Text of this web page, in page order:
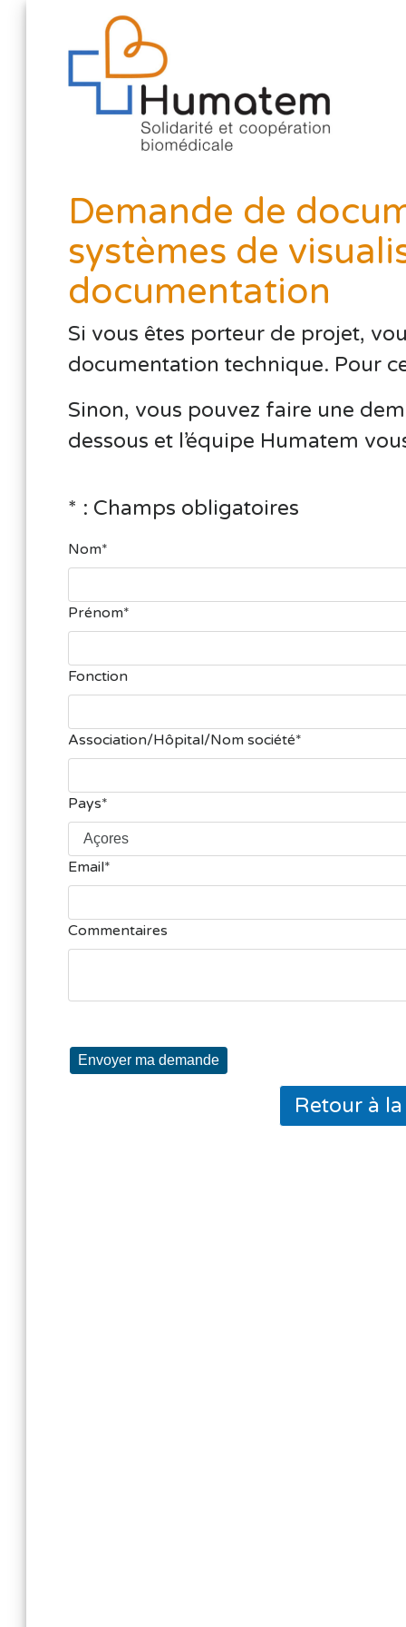
Demande de
systèmes de
documentation
Si vous êtes porteur de projet,
documentation technique. Pour
Sinon, vous pouvez faire une
dessous et l’équipe Humatem
* : Champs obligatoires
Nom
Prénom
Fonction
Association/Hôpital/Nom société
Pays
Email
Commentaires
Envoyer ma demande
Retour à